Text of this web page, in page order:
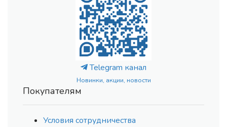
Telegram канал
Новинки, акции, новости
Покупателям
Условия сотрудничества